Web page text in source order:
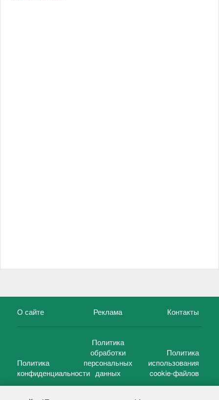
О сайте Реклама Контакты
Политика
конфиденциальности
Политика
обработки
персональных
данных
Политика
использования
cookie-файлов